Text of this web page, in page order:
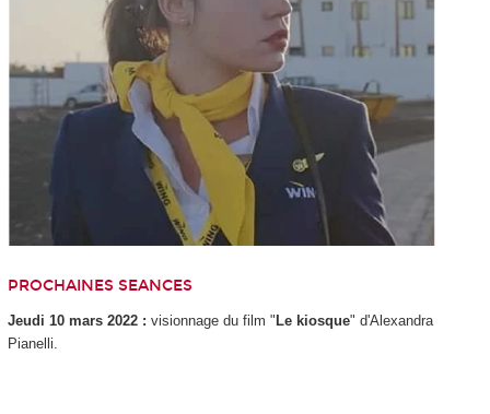
PROCHAINES SEANCES
Jeudi 10 mars 2022 : visionnage du film " Le kiosque" d'Alexandra
Pianelli.